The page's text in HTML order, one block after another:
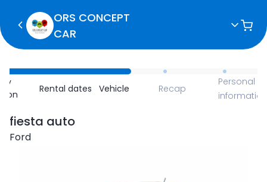
ORS CONCEPT
CAR
Rental dates Vehicle Recap
Personal
information
fiesta auto
Ford